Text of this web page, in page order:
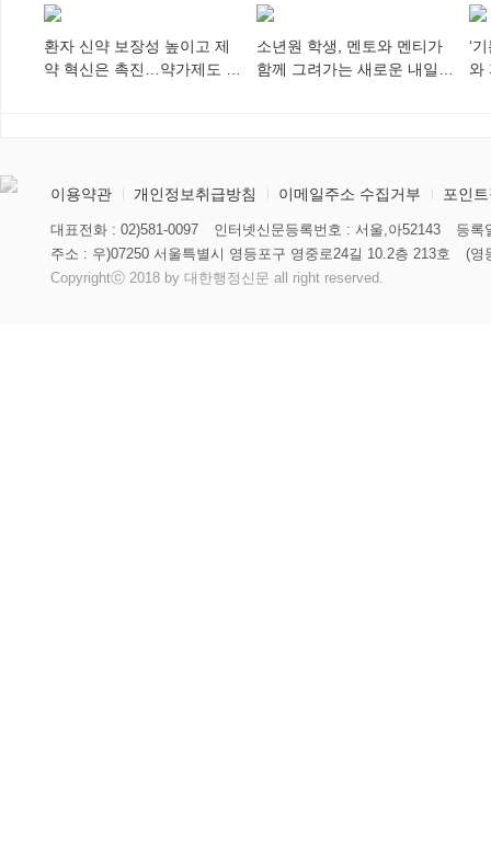
다”
환자 신약 보장성 높이고 제
약 혁신은 촉진…약가제도 개
소년원 학생, 멘토와 멘티가
함께 그려가는 새로운 내일
‘
와
이용약관 개인정보취급방침 이메일주소 수집거부 포인
대표전화 : 02)581-0097 인터넷신문등록번호 : 서울,아52143
등록
주소 : 우)07250 서울특별시 영등포구 영중로24길 10.2층 213호
(영
Copyrightⓒ 2018 by 대한행정신문 all right reserved.